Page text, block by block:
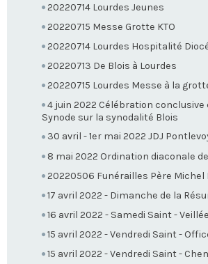
20220714 Lourdes Jeunes
20220715 Messe Grotte KTO
20220714 Lourdes Hospitalité
20220713 De Blois à Lourdes
20220715 Lourdes Messe à la
4 juin 2022 Célébration conclusive
Synode sur la synodalité Blois
30 avril - 1er mai 2022 JDJ
8 mai 2022 Ordination diaconale
20220506 Funérailles Père Michel
17 avril 2022 - Dimanche de la
16 avril 2022 - Samedi Saint -
15 avril 2022 - Vendredi Saint -
15 avril 2022 - Vendredi Saint -